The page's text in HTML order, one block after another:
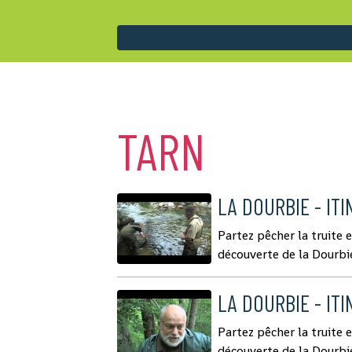
TARN
LA DOURBIE -
Partez pêcher la truite
découverte de la
LA DOURBIE -
Partez pêcher la truite